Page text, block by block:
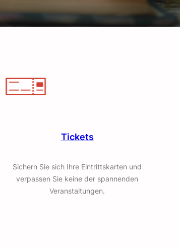
Tickets
Sichern Sie sich Ihre Eintrittskarten und
verpassen Sie keine der spannenden
Veranstaltungen.